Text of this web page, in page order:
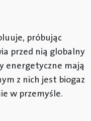
próbując
przed nią globalny
energetyczne mają
z nich jest biogaz
w przemyśle.
w energii